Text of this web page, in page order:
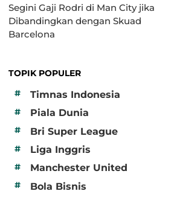
Segini Gaji Rodri di Man City jika
Dibandingkan dengan Skuad
Barcelona
TOPIK POPULER
#
Timnas Indonesia
# Piala Dunia
# Bri Super League
# Liga Inggris
# Manchester United
# Bola Bisnis